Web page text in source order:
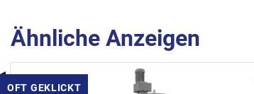
Ähnliche Anzeigen
OFT GEKLICKT